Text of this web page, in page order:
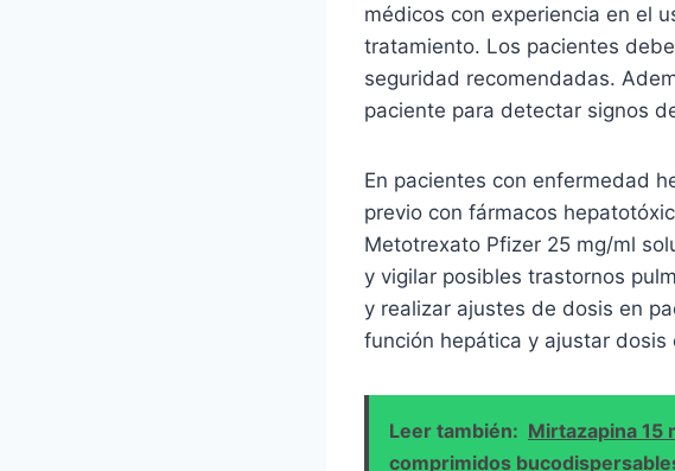
médicos con experiencia en el
tratamiento. Los pacientes
seguridad recomendadas.
paciente para detectar signos
En pacientes con enfermedad
previo con fármacos
Metotrexato Pfizer 25 mg/ml
y vigilar posibles trastornos
y realizar ajustes de dosis en
función hepática y ajustar
Leer también: Mirtazapina 15
comprimidos